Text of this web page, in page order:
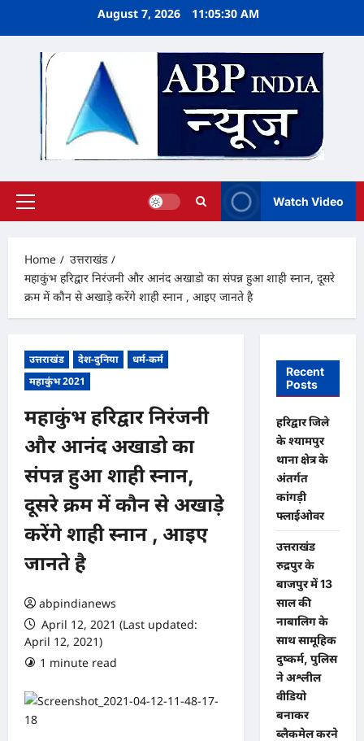
August 7, 2026 11:05:31 AM
Primary
Watch Video
Home
उत्तराखंड
महाकुंभ हरिद्वार निरंजनी और आनंद अखाडो का संपन्न हुआ शाही स्नान, दूसरे
क्रम में कौन से अखाड़े करेंगे शाही स्नान , आइए जानते है
उत्तराखंड देश-दुनिया
धर्म-कर्म
महाकुंभ 2021
महाकुंभ हरिद्वार निरंजनी
और आनंद अखाडो का
संपन्न हुआ शाही स्नान,
दूसरे क्रम में कौन से अखाड़े
करेंगे शाही स्नान , आइए
जानते है
abpindianews
April 12, 2021 (Last updated:
April 12, 2021)
1 minute read
Recent
Posts
​हरिद्वार जिले
के श्यामपुर
थाना क्षेत्र के
अंतर्गत
कांगड़ी
फ्लाईओवर
उत्तराखंड
रुद्रपुर के
बाजपुर में 13
साल की
नाबालिग के
साथ सामूहिक
दुष्कर्म, पुलिस
ने अश्लील
वीडियो
बनाकर
ब्लैकमेल करने